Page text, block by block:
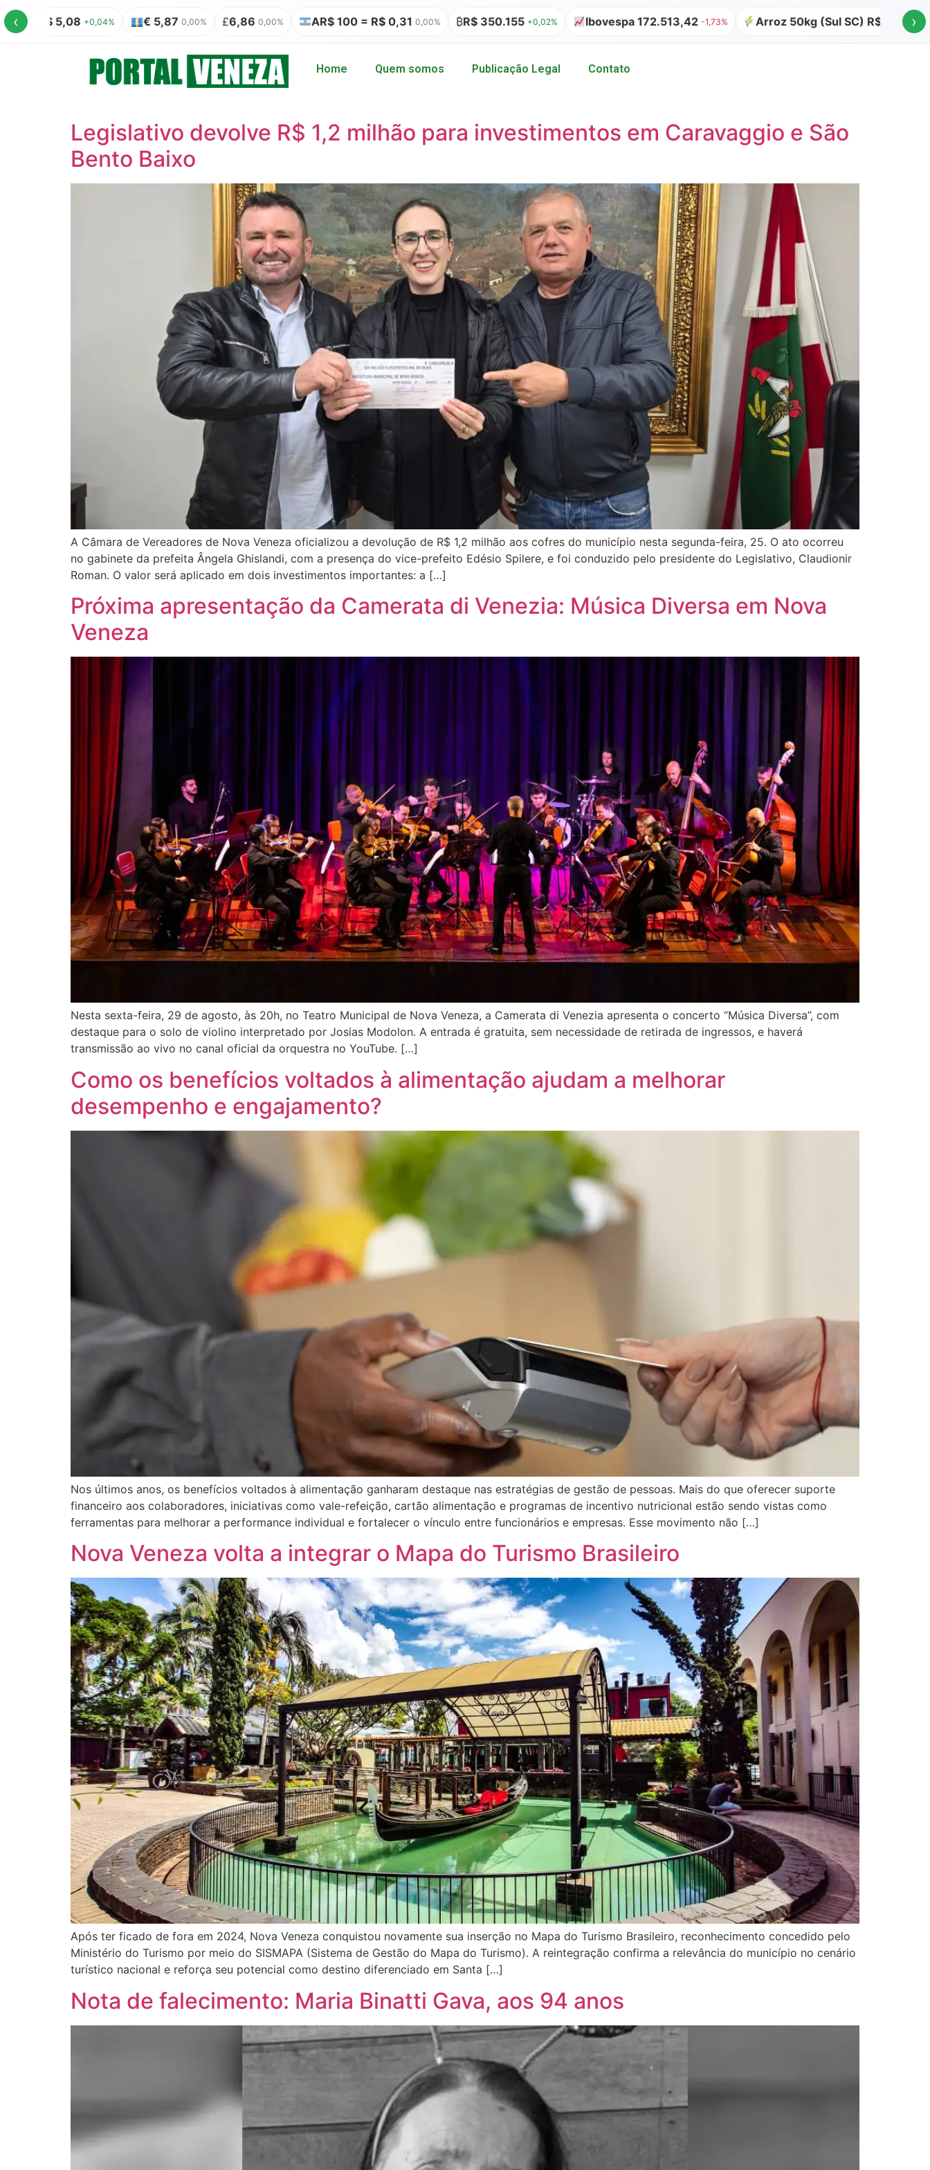
‹
+0,04% € 5,87 0,00% £6,86 0,00% AR$ 100 = R$ 0,31 0,00% ₿R$ 350.155 +0,02% Ibovespa 172.513,42 -1,73% Arroz 50kg (Sul SC) R$ 64,00 ›
Home Quem somos Publicação Legal Contato
Legislativo devolve R$ 1,2 milhão para investimentos em Caravaggio e São
Bento Baixo
A Câmara de Vereadores de Nova Veneza oficializou a devolução de R$ 1,2 milhão aos cofres do município nesta segunda-feira, 25. O ato ocorreu
no gabinete da prefeita Ângela Ghislandi, com a presença do vice-prefeito Edésio Spilere, e foi conduzido pelo presidente do Legislativo, Claudionir
Roman. O valor será aplicado em dois investimentos importantes: a […]
Próxima apresentação da Camerata di Venezia: Música Diversa em Nova
Veneza
Nesta sexta-feira, 29 de agosto, às 20h, no Teatro Municipal de Nova Veneza, a Camerata di Venezia apresenta o concerto “Música Diversa”, com
destaque para o solo de violino interpretado por Josias Modolon. A entrada é gratuita, sem necessidade de retirada de ingressos, e haverá
transmissão ao vivo no canal oficial da orquestra no YouTube. […]
Como os benefícios voltados à alimentação ajudam a melhorar
desempenho e engajamento?
Nos últimos anos, os benefícios voltados à alimentação ganharam destaque nas estratégias de gestão de pessoas. Mais do que oferecer suporte
financeiro aos colaboradores, iniciativas como vale-refeição, cartão alimentação e programas de incentivo nutricional estão sendo vistas como
ferramentas para melhorar a performance individual e fortalecer o vínculo entre funcionários e empresas. Esse movimento não […]
Nova Veneza volta a integrar o Mapa do Turismo Brasileiro
Após ter ficado de fora em 2024, Nova Veneza conquistou novamente sua inserção no Mapa do Turismo Brasileiro, reconhecimento concedido pelo
Ministério do Turismo por meio do SISMAPA (Sistema de Gestão do Mapa do Turismo). A reintegração confirma a relevância do município no cenário
turístico nacional e reforça seu potencial como destino diferenciado em Santa […]
Nota de falecimento: Maria Binatti Gava, aos 94 anos